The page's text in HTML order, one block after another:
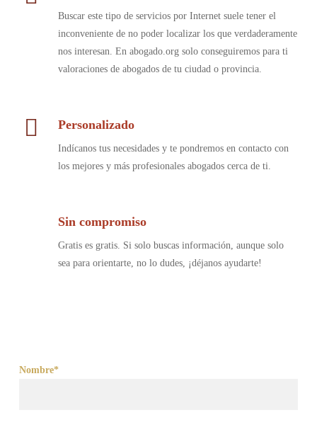
Buscar este tipo de servicios por Internet suele tener el
inconveniente de no poder localizar los que verdaderamente
nos interesan. En abogado.org solo conseguiremos para ti
valoraciones de abogados de tu ciudad o provincia.
Personalizado
Indícanos tus necesidades y te pondremos en contacto con
los mejores y más profesionales abogados cerca de ti.
Sin compromiso
Gratis es gratis. Si solo buscas información, aunque solo
sea para orientarte, no lo dudes, ¡déjanos ayudarte!
Nombre*